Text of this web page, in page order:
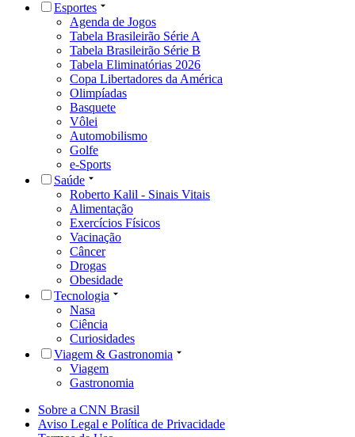
Esportes
Agenda de Jogos
Tabela Brasileirão Série A
Tabela Brasileirão Série B
Tabela Eliminatórias 2026
Copa Libertadores da América
Olimpíadas
Basquete
Vôlei
Automobilismo
Golfe
e-Sports
Saúde
Roberto Kalil - Sinais Vitais
Alimentação
Exercícios Físicos
Vacinação
Câncer
Drogas
Obesidade
Tecnologia
Nasa
Ciência
Curiosidades
Viagem & Gastronomia
Viagem
Gastronomia
Sobre a CNN Brasil
Aviso Legal e Política de Privacidade